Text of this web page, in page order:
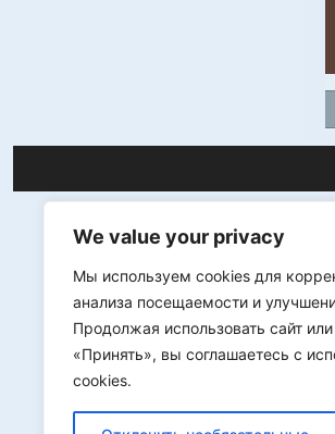
We value your privacy
Мы используем cookies для
анализа посещаемости и
Продолжая использовать сайт
«Принять», вы соглашаетесь с
cookies.